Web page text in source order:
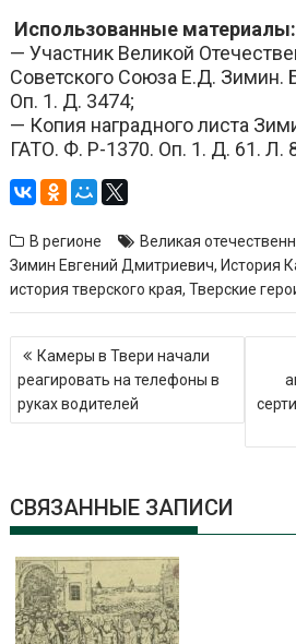
Использованные материалы:
— Участник Великой
Советского Союза Е.Д. Зимин.
Оп. 1. Д. 3474;
— Копия наградного листа
ГАТО. Ф. Р-1370. Оп. 1. Д. 61. Л.
В регионе Великая
Зимин Евгений Дмитриевич, История
история тверского края,Тверские
Навигация
по
записям
Камеры в Твери начали
реагировать на телефоны в
руках водителей
СВЯЗАННЫЕ ЗАПИСИ